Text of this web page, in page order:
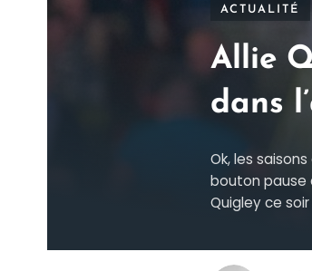
ACTUALITÉ
Allie
dans
Ok, les
bouton pause
Quigley ce